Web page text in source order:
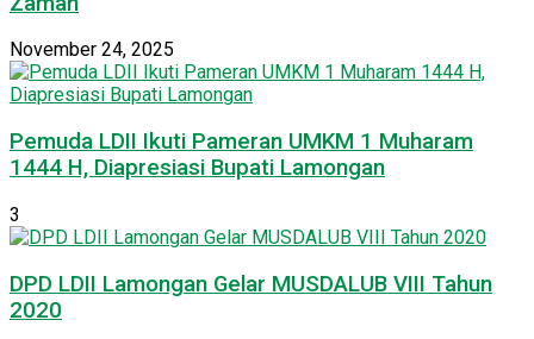
November 24, 2025
Pemuda LDII Ikuti Pameran UMKM 1 Muharam
1444 H, Diapresiasi Bupati Lamongan
3
DPD LDII Lamongan Gelar MUSDALUB VIII Tahun
2020